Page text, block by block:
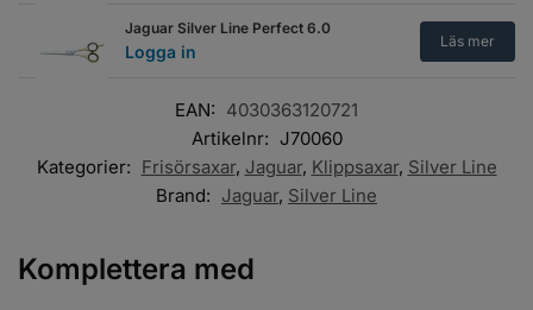
Jaguar Silver Line Perfect 6.0
Logga in
Läs mer
EAN: 4030363120721
Artikelnr: J70060
Kategorier: Frisörsaxar, Jaguar, Klippsaxar, Silver Line
Brand: Jaguar, Silver Line
Komplettera med